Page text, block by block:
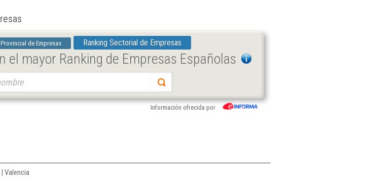
de Empresas Ranking Sectorial de Empresas
el mayor Ranking de Empresas Españolas
Información ofrecida por
Valencia